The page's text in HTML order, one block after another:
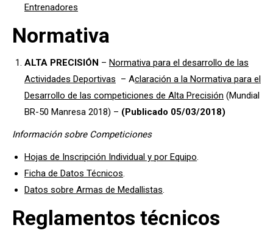
Entrenadores
Normativa
ALTA PRECISIÓN – Normativa para el desarrollo de las
Actividades Deportivas – Aclaración a la Normativa para el
Desarrollo de las competiciones de Alta Precisión (Mundial
BR-50 Manresa 2018) – (Publicado 05/03/2018)
Información sobre Competiciones
Hojas de Inscripción Individual y por Equipo.
Ficha de Datos Técnicos.
Datos sobre Armas de Medallistas.
Reglamentos técnicos